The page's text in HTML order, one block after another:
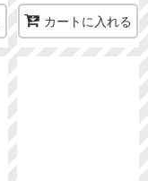
カートに入れる